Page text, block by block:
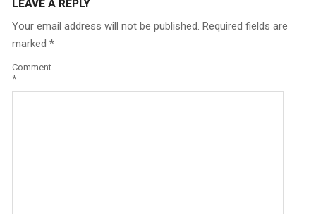
LEAVE A REPLY
Your email address will not be published. Required fields are
marked *
Comment
*